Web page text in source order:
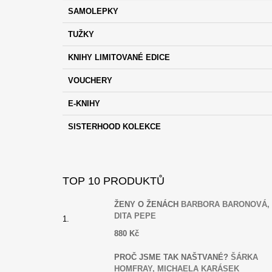
E
O
SAMOLEPKY
TUŽKY
KNIHY LIMITOVANÉ EDICE
VOUCHERY
E-KNIHY
SISTERHOOD KOLEKCE
TOP 10 PRODUKTŮ
ŽENY O ŽENÁCH BARBORA BARONOVÁ,
DITA PEPE
880 Kč
PROČ JSME TAK NAŠTVANÉ? ŠÁRKA
HOMFRAY, MICHAELA KARÁSEK